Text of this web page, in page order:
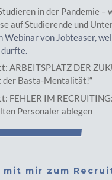
in der Pandemie –
auf Studierende und
Webinar von Jobteaser,
ARBEITSPLATZ DER
der Basta-Mentalität!“
FEHLER IM
Personaler ablegen
mit mir zum